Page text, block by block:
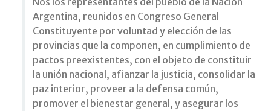
Argentina, reunidos en Congreso General
Constituyente por voluntad y elección de las
provincias que la componen, en cumplimiento de
pactos preexistentes, con el objeto de constituir
la unión nacional, afianzar la justicia, consolidar la
paz interior, proveer a la defensa común,
promover el bienestar general, y asegurar los